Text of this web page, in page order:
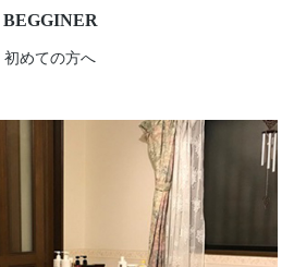
BEGGINER
初めての方へ